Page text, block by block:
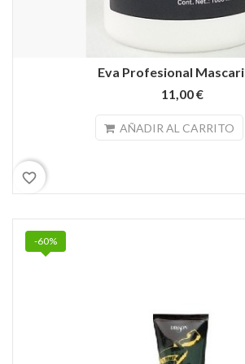
Eva Profesional
11,00 €
AÑADIR AL CARRITO
favorite_border
-60%